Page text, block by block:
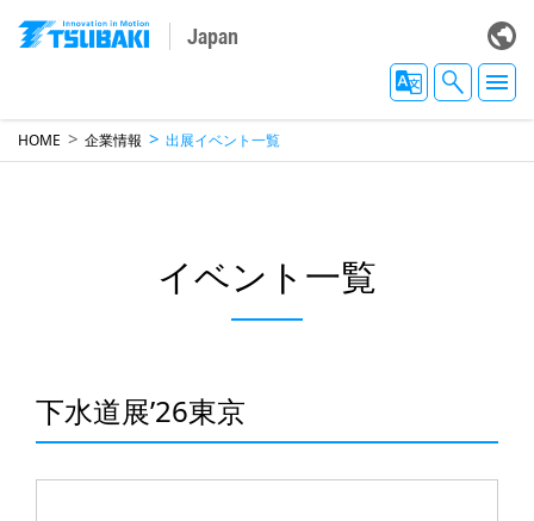
Japan
HOME 企業情報 出展イベント一覧
イベント一覧
下水道展’26東京